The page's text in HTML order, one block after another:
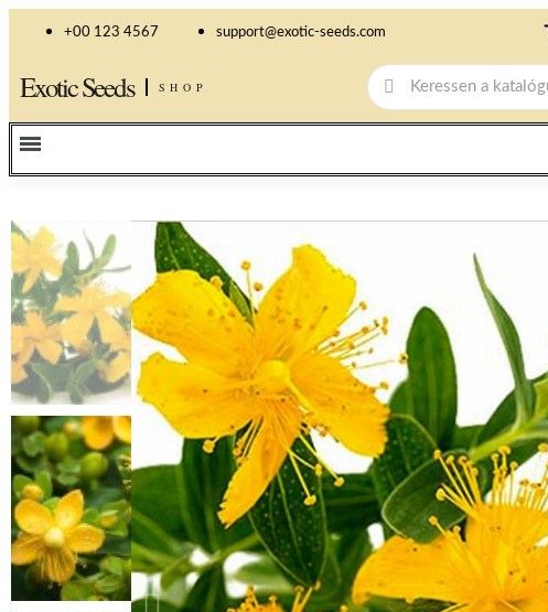
+00 123 4567 support@exotic-seeds.com
Exotic Seeds SHOP